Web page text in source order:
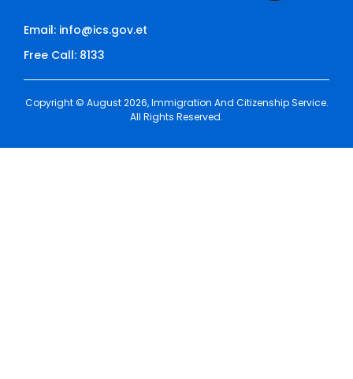
Email: info@ics.gov.et
Free Call: 8133
Copyright © August 2026, Immigration And Citizenship Service.
All Rights Reserved.